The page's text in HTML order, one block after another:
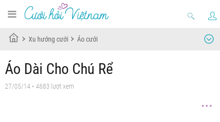
Xu hướng cưới Áo cưới
Áo Dài Cho Chú Rể
27/05/14 • 4683 lượt xem